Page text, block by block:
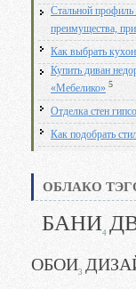
Стальной профиль
преимущества,
Как выбрать
Купить диван
«Мебелико» 5
Отделка стен
Как подобрать
ОБЛАКО
БАНИ4
ОБОИ3